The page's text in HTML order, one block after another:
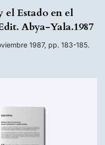
el Estado en el
Abya-Yala.1987
1987, pp. 183-185.